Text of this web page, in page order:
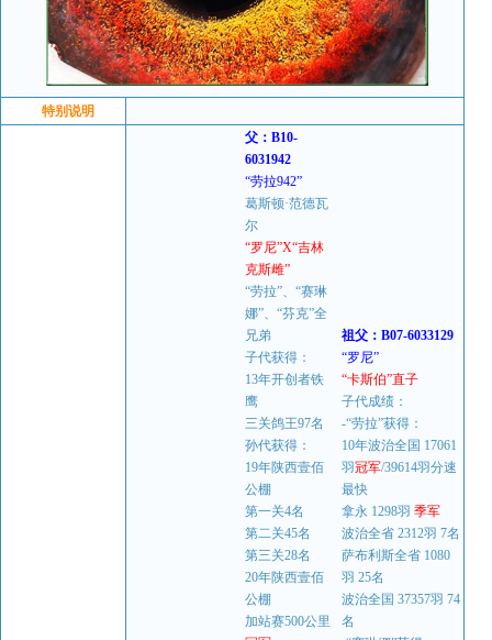
特别说明
父：B10-
6031942
“劳拉942”
葛斯顿·范德瓦
尔
“罗尼”X“吉林
克斯雌”
“劳拉”、“赛琳
娜”、“芬克”全
兄弟
子代获得：
13年开创者铁
鹰
三关鸽王97名
孙代获得：
19年陕西壹佰
公棚
第一关4名
第二关45名
第三关28名
20年陕西壹佰
公棚
加站赛500公里
祖父：B07-6033129
“罗尼”
“卡斯伯”直子
子代成绩：
-“劳拉”获得：
10年波治全国 17061
羽冠军/39614羽分速
最快
拿永 1298羽 季军
波治全省 2312羽 7名
萨布利斯全省 1080
羽 25名
波治全国 37357羽 74
名